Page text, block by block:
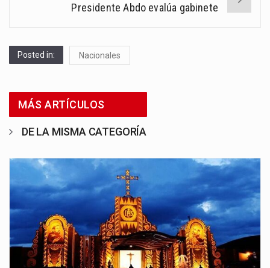
Presidente Abdo evalúa gabinete
Posted in: Nacionales
MÁS ARTÍCULOS
DE LA MISMA CATEGORÍA